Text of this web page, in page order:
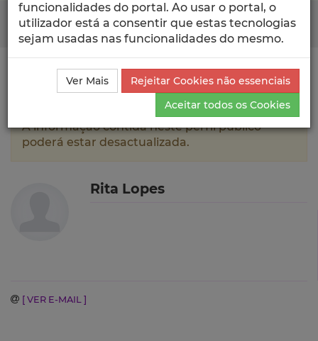
Search Button
Ciência_Iscte Autores Rita Lopes
Projetos de
Investigação
A informação contida neste perfil público
poderá estar desactualizada.
Rita Lopes
[ VER E-MAIL ]
funcionalidades do portal. Ao usar o portal, o
utilizador está a consentir que estas tecnologias
sejam usadas nas funcionalidades do mesmo.
Ver Mais
Rejeitar Cookies não essenciais
Aceitar todos os Cookies